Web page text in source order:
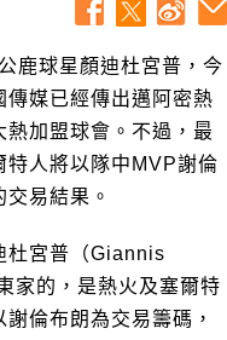
鹿球星顏迪杜宮普，今
傳媒已經傳出邁阿密熱
加盟球會。不過，最
特人將以隊中MVP謝倫
易結果。
杜宮普（Giannis
家的，是熱火及塞爾特
倫布朗為交易籌碼，